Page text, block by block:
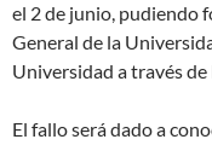
el 2 de junio, pudiendo
General de la
Universidad a través de
El fallo será dado a